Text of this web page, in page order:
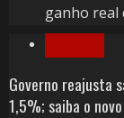
ganho real
Governo reajusta
1,5%; saiba o